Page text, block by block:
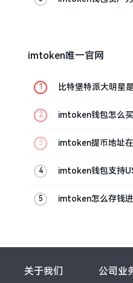
imtoken唯一官网
比特堡特派大明星
imtoken钱包怎么
imtoken提币地址
imtoken钱包支持
imtoken怎么存钱
关于我们 公司业